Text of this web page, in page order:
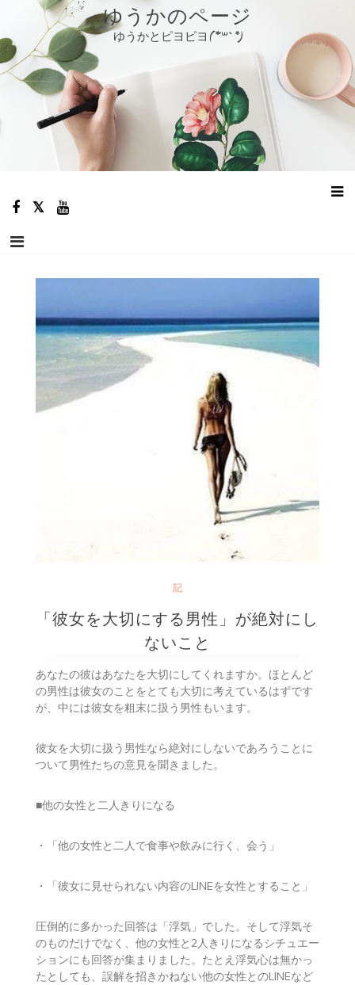
テ
ン
ツ
キ
ゆうかのページ
ゆうかとピヨピヨ(*´꒳`*)
記
「彼女を大切にする男性」が絶対にし
ないこと
あなたの彼はあなたを大切にしてくれますか。ほとんど
の男性は彼女のことをとても大切に考えているはずです
が、中には彼女を粗末に扱う男性もいます。
彼女を大切に扱う男性なら絶対にしないであろうことに
ついて男性たちの意見を聞きました。
■他の女性と二人きりになる
・「他の女性と二人で食事や飲みに行く、会う」
・「彼女に見せられない内容のLINEを女性とすること」
圧倒的に多かった回答は「浮気」でした。そして浮気そ
のものだけでなく、他の女性と2人きりになるシチュエー
ションにも回答が集まりました。たとえ浮気心は無かっ
たとしても、誤解を招きかねない他の女性とのLINEなど